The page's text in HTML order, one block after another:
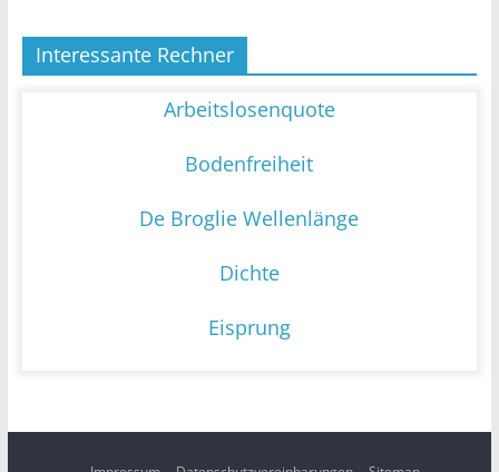
Interessante Rechner
Arbeitslosenquote
Bodenfreiheit
De Broglie Wellenlänge
Dichte
Eisprung